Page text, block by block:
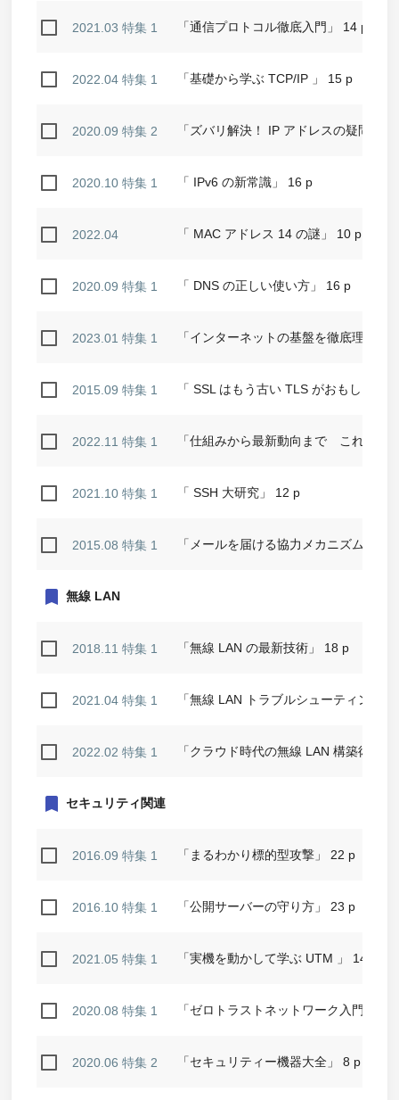
2021.03 特集 1 「通信プロトコル徹底入門」 14 p
2022.04 特集 1 「基礎から学ぶ TCP/IP 」 15 p
2020.09 特集 2 「ズバリ解決！ IP アドレスの疑問」8p
2020.10 特集 1 「 IPv6 の新常識」 16 p
2022.04 「 MAC アドレス 14 の謎」 10 p
2020.09 特集 1 「 DNS の正しい使い方」 16 p
2023.01 特集 1 「インターネットの基盤を徹底理解
2015.09 特集 1 「 SSL はもう古い TLS がおもしろい
2022.11 特集 1 「仕組みから最新動向まで これで分
2021.10 特集 1 「 SSH 大研究」 12 p
2015.08 特集 1 「メールを届ける協力メカニズム」20p
bookmark 無線 LAN
2018.11 特集 1 「無線 LAN の最新技術」 18 p
2021.04 特集 1 「無線 LAN トラブルシューティング
2022.02 特集 1 「クラウド時代の無線 LAN 構築術」
bookmark セキュリティ関連
2016.09 特集 1 「まるわかり標的型攻撃」 22 p
2016.10 特集 1 「公開サーバーの守り方」 23 p
2021.05 特集 1 「実機を動かして学ぶ UTM 」 14 p
2020.08 特集 1 「ゼロトラストネットワーク入門」 14
2020.06 特集 2 「セキュリティー機器大全」 8 p